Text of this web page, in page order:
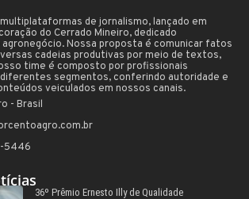
de jornalismo, lançado em
do Cerrado Mineiro, dedicado
Nossa proposta é comunicar fatos
cadeias produtivas por meio de textos,
time é composto por profissionais
segmentos, conferindo autoridade e
veiculados em nossos canais.
- Brasil
5446
36º Prêmio Ernesto Illy de Qualidade